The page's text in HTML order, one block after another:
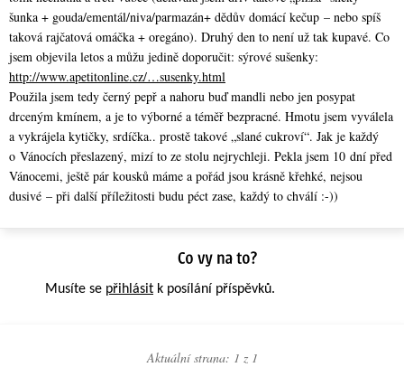
šunka + gouda/ementál/ni­va/parmazán+ dědův domácí kečup – nebo spíš
taková rajčatová omáčka + oregáno). Druhý den to není už tak kupavé. Co
jsem objevila letos a můžu jedině doporučit: sýrové sušenky:
http://www.apetitonline.cz/…susenky.html
Použila jsem tedy černý pepř a nahoru buď mandli nebo jen posypat
drceným kmínem, a je to výborné a téměř bezpracné. Hmotu jsem vyválela
a vykrájela kytičky, srdíčka.. prostě takové „slané cukroví“. Jak je každý
o Vánocích přeslazený, mizí to ze stolu nejrychleji. Pekla jsem 10 dní před
Vánocemi, ještě pár kousků máme a pořád jsou krásně křehké, nejsou
dusivé – při další příležitosti budu péct zase, každý to chválí :-))
Musíte se přihlásit k posílání příspěvků.
Aktuální strana: 1 z 1